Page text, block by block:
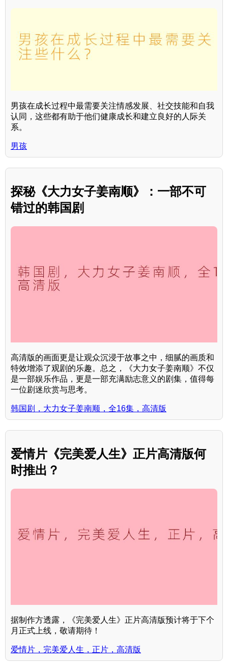
男孩在成长过程中最需要关注情感发展、社交技能和自我
认同，这些都有助于他们健康成长和建立良好的人际关
系。
男孩
探秘《大力女子姜南顺》：一部不可
错过的韩国剧
高清版的画面更是让观众沉浸于故事之中，细腻的画质和
特效增添了观剧的乐趣。总之，《大力女子姜南顺》不仅
是一部娱乐作品，更是一部充满励志意义的剧集，值得每
一位剧迷欣赏与思考。
韩国剧，大力女子姜南顺，全16集，高清版
爱情片《完美爱人生》正片高清版何
时推出？
据制作方透露，《完美爱人生》正片高清版预计将于下个
月正式上线，敬请期待！
爱情片，完美爱人生，正片，高清版